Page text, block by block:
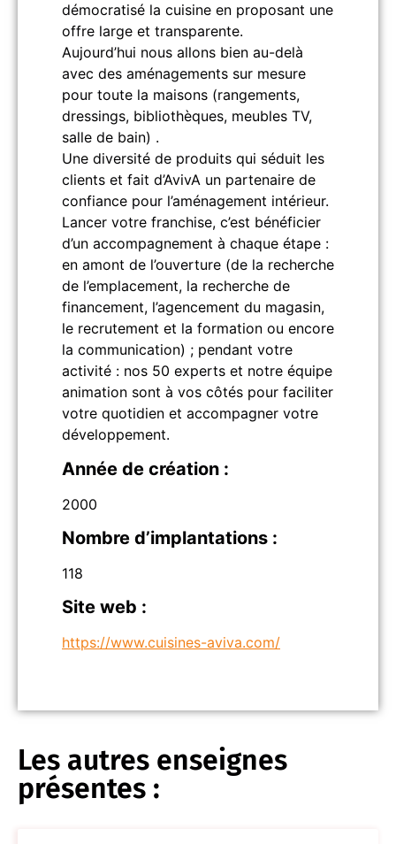
démocratisé la cuisine en proposant une
offre large et transparente.
Aujourd’hui nous allons bien au-delà
avec des aménagements sur mesure
pour toute la maisons (rangements,
dressings, bibliothèques, meubles TV,
salle de bain) .
Une diversité de produits qui séduit les
clients et fait d’AvivA un partenaire de
confiance pour l’aménagement intérieur.
Lancer votre franchise, c’est bénéficier
d’un accompagnement à chaque étape :
en amont de l’ouverture (de la recherche
de l’emplacement, la recherche de
financement, l’agencement du magasin,
le recrutement et la formation ou encore
la communication) ; pendant votre
activité : nos 50 experts et notre équipe
animation sont à vos côtés pour faciliter
votre quotidien et accompagner votre
développement.
Année de création :
2000
Nombre d’implantations :
118
Site web :
https://www.cuisines-aviva.com/
Les autres enseignes
présentes :